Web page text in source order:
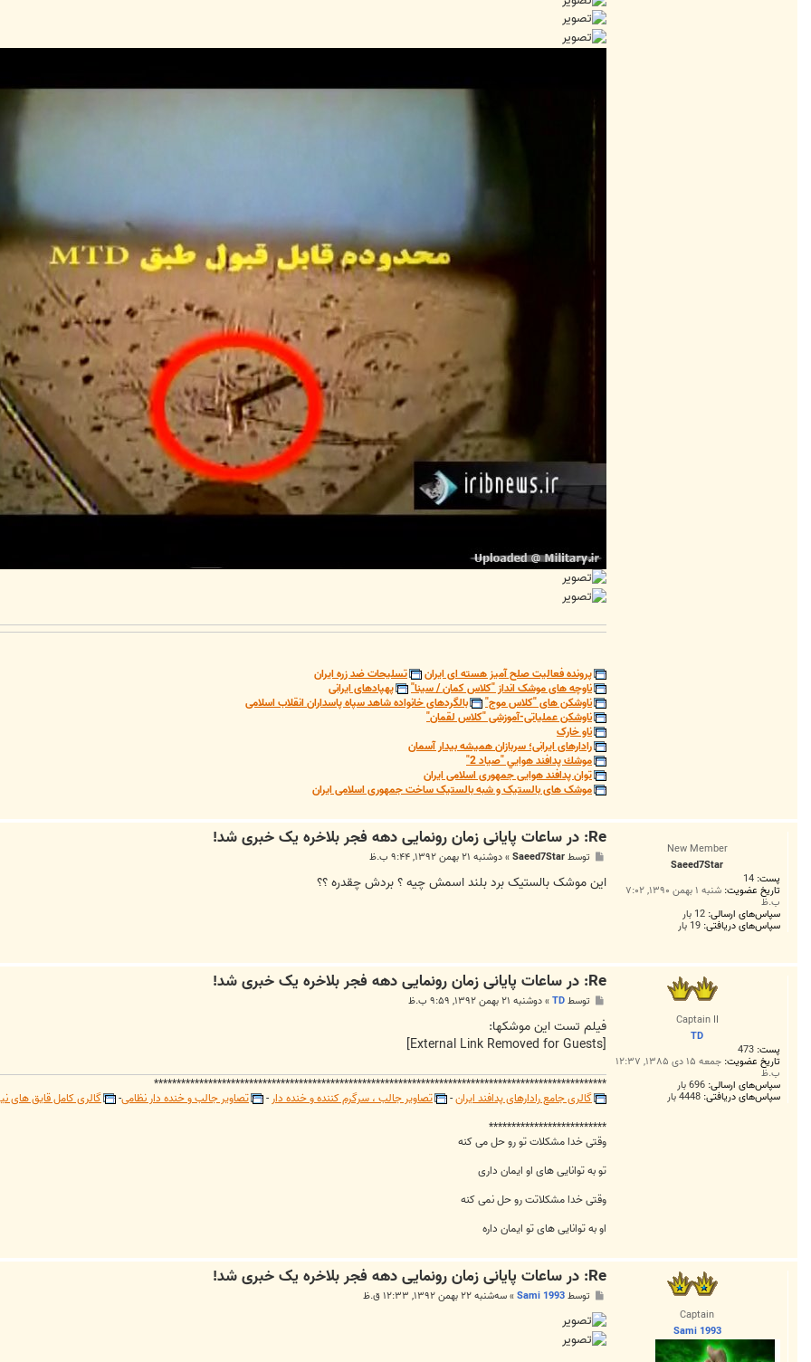
پرونده فعالیت صلح آمیز هسته ای ایران
تسلیحات ضد زره ایران
ناوچه های موشک انداز "کلاس کمان / سینا"
پهپادهای ایرانی
ناوشکن های "کلاس موج"
بالگردهای خانواده شاهد سپاه پاسداران انقلاب اسلامی
ناوشکن عملیاتی-آموزشی "کلاس لقمان"
ناو خارک
رادارهای ایرانی؛ سربازان همیشه بیدار آسمان
موشك پدافند هوايي "صياد 2"
توان پدافند هوایی جمهوری اسلامی ایران
موشک های بالستیک و شبه بالستیک ساخت جمهوری اسلامی ایران
New Member
Saeed7Star
پست: 14
تاریخ عضویت: شنبه ۱ بهمن ۱۳۹۰, ۷:۰۲
ب.ظ
سپاس‌های ارسالی: 12 بار
سپاس‌های دریافتی: 19 بار
Re: در ساعات پایانی زمان رونمایی دهه فجر بلاخره یک خبری شد!
ت
توسطSaeed7Star
»دوشنبه ۲۱ بهمن ۱۳۹۲, ۹:۴۴ ب.ظ
این موشک بالستیک برد بلند اسمش چیه ؟ بردش چقدره ؟؟
Captain II
TD
پست: 473
تاریخ عضویت: جمعه ۱۵ دی ۱۳۸۵, ۱۲:۳۷
ب.ظ
سپاس‌های ارسالی: 696 بار
سپاس‌های دریافتی: 4448 بار
Re: در ساعات پایانی زمان رونمایی دهه فجر بلاخره یک خبری شد!
ت
توسطTD
»دوشنبه ۲۱ بهمن ۱۳۹۲, ۹:۵۹ ب.ظ
فیلم تست این موشکها:
[External Link Removed for Guests]
****************************************************************************************************
گالری جامع رادارهای پدافند ایران- تصاویر جالب ، سرگرم کننده و خنده دار - تصاویر جالب و خنده دار نظامی-
گالری کامل قایق های
**************************
وقتی خدا مشکلات تو رو حل می کنه
تو به توانایی های او ایمان داری
وقتی خدا مشکلاتت رو حل نمی کنه
او به توانایی های تو ایمان داره
Captain
Sami 1993
Re: در ساعات پایانی زمان رونمایی دهه فجر بلاخره یک خبری شد!
ت
توسطSami 1993
»سه‌شنبه ۲۲ بهمن ۱۳۹۲, ۱۲:۳۳ ق.ظ